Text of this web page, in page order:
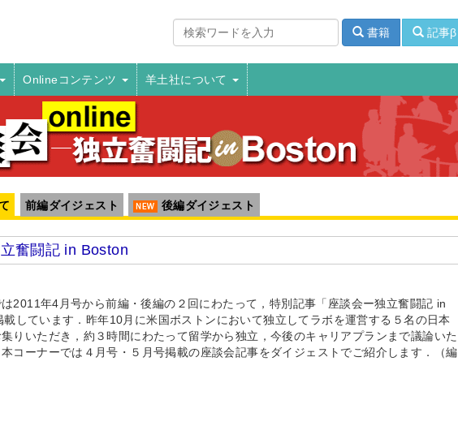
書籍 記事β
Onlineコンテンツ 羊土社について
前編ダイジェスト 後編ダイジェスト
奮闘記 in Boston
年4月号から前編・後編の２回にわたって，特別記事「座談会ー独立奮闘記 in
しています．昨年10月に米国ボストンにおいて独立してラボを運営する５名の日本
りいただき，約３時間にわたって留学から独立，今後のキャリアプランまで議論いた
コーナーでは４月号・５月号掲載の座談会記事をダイジェストでご紹介します．（編